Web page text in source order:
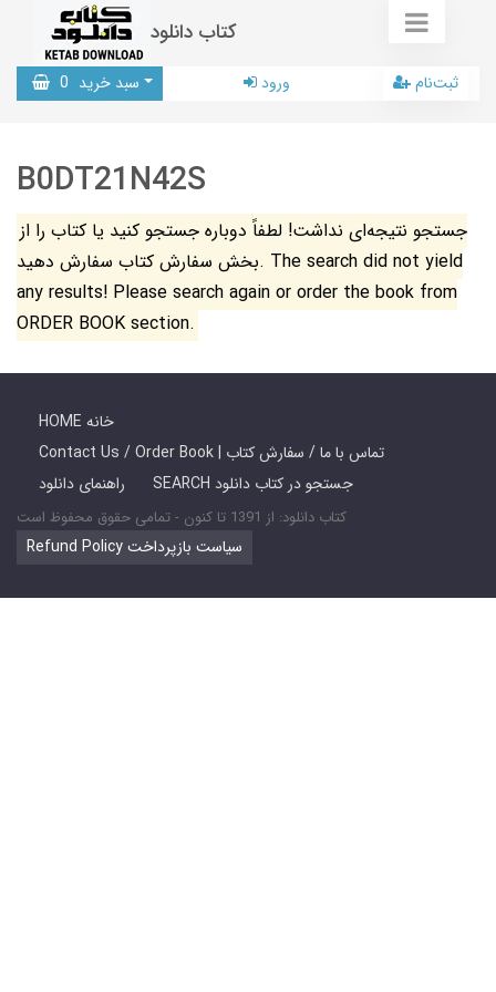
کتاب دانلود
سبد خرید 0 ورود ثبت‌نام
B0DT21N42S
جستجو نتیجه‌ای نداشت! لطفاً دوباره جستجو کنید یا کتاب را از
بخش سفارش کتاب سفارش دهید. The search did not yield
any results! Please search again or order the book from
ORDER BOOK section.
HOME خانه
Contact Us / Order Book | تماس با ما / سفارش کتاب
راهنمای دانلود
SEARCH جستجو در کتاب دانلود
کتاب دانلود: از 1391 تا کنون - تمامی حقوق محفوظ است
Refund Policy سیاست بازپرداخت